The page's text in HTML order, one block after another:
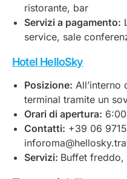
ristorante, bar
Servizi a pagamento:
service, sale
Hotel HelloSky
Posizione: All’interno
terminal tramite un
Orari di apertura:
Contatti: +39 06
Servizi: Buffet freddo,